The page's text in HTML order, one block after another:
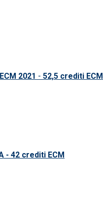
2021 - 52,5 crediti ECM
- 42 crediti ECM